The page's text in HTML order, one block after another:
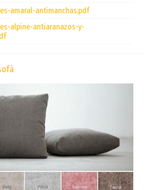
amaral-antimanchas.pdf
alpine-antiaranazos-y-